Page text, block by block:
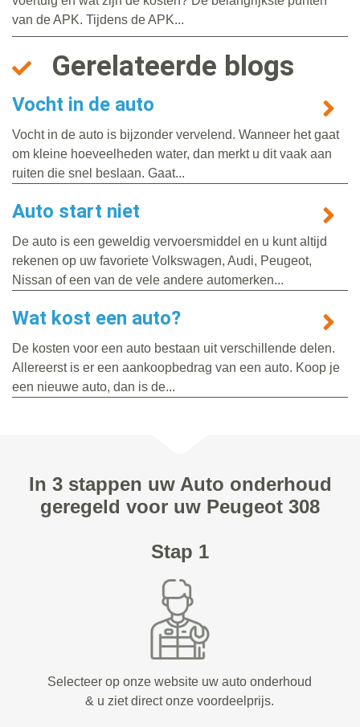
van de APK. Tijdens de APK...
Gerelateerde blogs
Vocht in de auto
Vocht in de auto is bijzonder vervelend. Wanneer het gaat
om kleine hoeveelheden water, dan merkt u dit vaak aan
ruiten die snel beslaan. Gaat...
Auto start niet
De auto is een geweldig vervoersmiddel en u kunt altijd
rekenen op uw favoriete Volkswagen, Audi, Peugeot,
Nissan of een van de vele andere automerken...
Wat kost een auto?
De kosten voor een auto bestaan uit verschillende delen.
Allereerst is er een aankoopbedrag van een auto. Koop je
een nieuwe auto, dan is de...
In 3 stappen uw Auto onderhoud
geregeld voor uw Peugeot 308
Stap 1
Selecteer op onze website uw auto onderhoud
& u ziet direct onze voordeelprijs.